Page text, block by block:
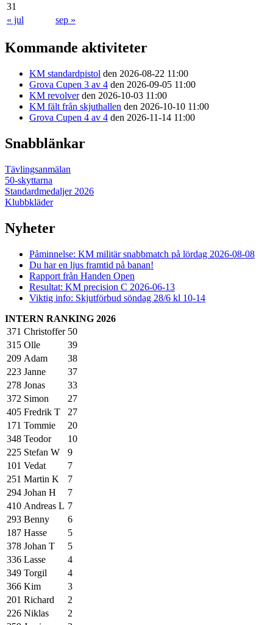
31
« jul
sep »
Kommande aktiviteter
KM standardpistol den 2026-08-22 11:00
Grova Cupen 3 av 4 den 2026-09-05 11:00
KM revolverden 2026-10-03 11:00
KM fält från skjuthallen den 2026-10-10 11:00
Grova Cupen 4 av 4 den 2026-11-14 11:00
Snabblänkar
Tävlingsanmälan
50-skyttarna
Standardmedaljer 2026
Klubbkläder
Nyheter
Påminnelse: KM militär snabbmatch på lördag 2026-08-08
Du har en ljus framtid på banan!
Rapport från Handen Open
Resultat: KM precision C 2026-06-13
Viktig info: Skjutförbud söndag 28/6 kl 10-14
INTERN RANKING 2026
371 Christoffer 50
315 Olle
39
209 Adam
38
223 Janne
37
278 Jonas
33
372 Simon
27
405 Fredrik T
27
171 Tommie
20
348 Teodor
10
225 Stefan W
9
101 Vedat
7
251 Martin K
7
294 Johan H
7
410 Andreas L 7
293 Benny
6
187 Hasse
5
378 Johan T
5
336 Lasse
4
349 Torgil
4
366 Kim
3
201 Richard
2
226 Niklas
2